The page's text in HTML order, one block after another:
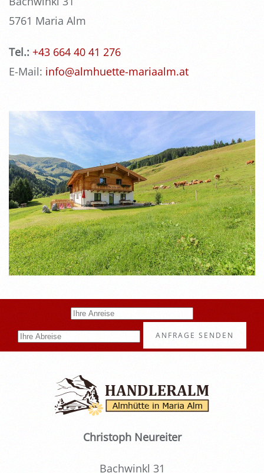
5761 Maria Alm
Tel.: +43 664 40 41 276
E-Mail: info@almhuette-mariaalm.at
ANFRAGE SENDEN
Christoph Neureiter
Bachwinkl 31